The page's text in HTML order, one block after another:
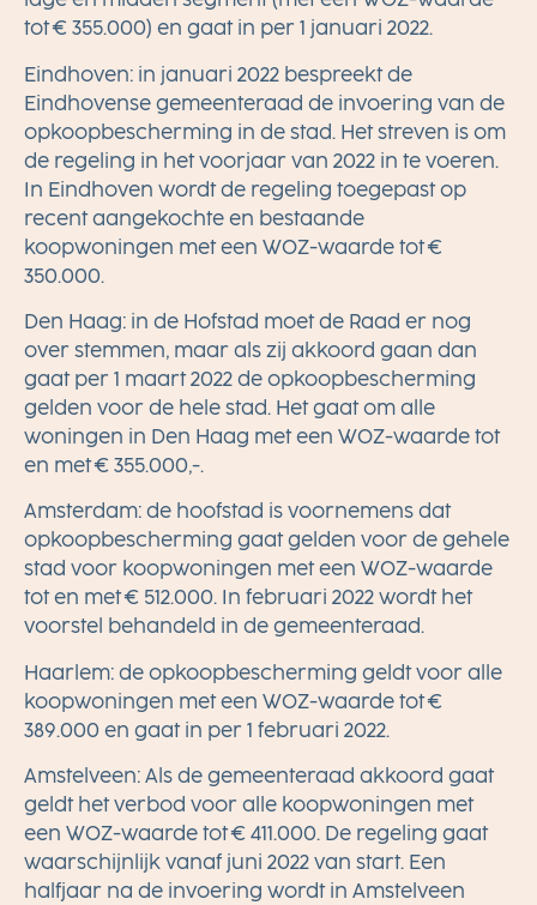
tot € 355.000) en gaat in per 1 januari 2022.
Eindhoven: in januari 2022 bespreekt de
Eindhovense gemeenteraad de invoering van de
opkoopbescherming in de stad. Het streven is om
de regeling in het voorjaar van 2022 in te voeren.
In Eindhoven wordt de regeling toegepast op
recent aangekochte en bestaande
koopwoningen met een WOZ-waarde tot €
350.000.
Den Haag: in de Hofstad moet de Raad er nog
over stemmen, maar als zij akkoord gaan dan
gaat per 1 maart 2022 de opkoopbescherming
gelden voor de hele stad. Het gaat om alle
woningen in Den Haag met een WOZ-waarde tot
en met € 355.000,-.
Amsterdam: de hoofstad is voornemens dat
opkoopbescherming gaat gelden voor de gehele
stad voor koopwoningen met een WOZ-waarde
tot en met € 512.000. In februari 2022 wordt het
voorstel behandeld in de gemeenteraad.
Haarlem: de opkoopbescherming geldt voor alle
koopwoningen met een WOZ-waarde tot €
389.000 en gaat in per 1 februari 2022.
Amstelveen: Als de gemeenteraad akkoord gaat
geldt het verbod voor alle koopwoningen met
een WOZ-waarde tot € 411.000. De regeling gaat
waarschijnlijk vanaf juni 2022 van start. Een
halfjaar na de invoering wordt in Amstelveen